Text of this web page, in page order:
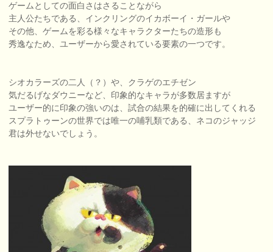
ゲームとしての面白さはさることながら
主人公たちである、インクリングのイカボーイ・ガールや
その他、ゲームを彩る様々なキャラクターたちの造形も
秀逸なため、ユーザーから愛されている要素の一つです。
シオカラーズの二人（？）や、クラゲのエチゼン
気だるげなダウニーなど、印象的なキャラが多数居ますが
ユーザー的に印象の強いのは、試合の結果を的確に出してくれる
スプラトゥーンの世界では唯一の哺乳類である、ネコのジャッジ
君は外せないでしょう。